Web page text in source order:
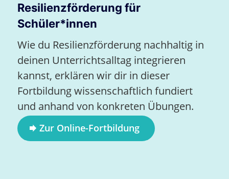
Resilienzförderung für
Schüler*innen
Wie du Resilienzförderung nachhaltig in
deinen Unterrichtsalltag integrieren
kannst, erklären wir dir in dieser
Fortbildung wissenschaftlich fundiert
und anhand von konkreten Übungen.
Zur Online-Fortbildung